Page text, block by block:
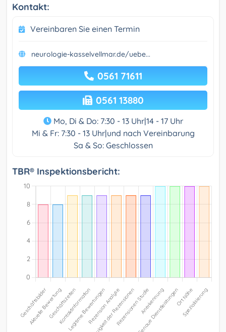
Kontakt:
Vereinbaren Sie einen Termin
neurologie-kasselvellmar.de/uebe...
0561 71611
0561 13880
Mo, Di & Do: 7:30 - 13 Uhr|14 - 17 Uhr
Mi & Fr: 7:30 - 13 Uhr|und nach Vereinbarung
Sa & So: Geschlossen
TBR® Inspektionsbericht: